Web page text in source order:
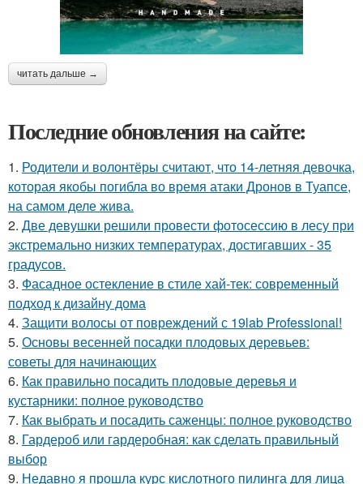
читать дальше →
Последние обновления на сайте:
1. Родители и волонтёры считают, что 14-летняя девочка,
которая якобы погибла во время атаки Дронов в Туапсе,
на самом деле жива.
2. Две девушки решили провести фотосессию в лесу при
экстремально низких температурах, достигавших - 35
градусов.
3. Фасадное остекление в стиле хай-тек: современный
подход к дизайну дома
4. Защити волосы от повреждений с 19lab Professional!
5. Основы весенней посадки плодовых деревьев:
советы для начинающих
6. Как правильно посадить плодовые деревья и
кустарники: полное руководство
7. Как выбрать и посадить саженцы: полное руководство
8. Гардероб или гардеробная: как сделать правильный
выбор
9. Недавно я прошла курс кислотного пилинга для лица